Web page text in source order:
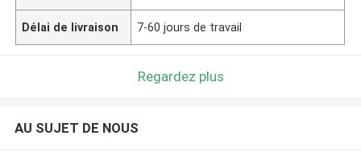
Délai de livraison 7-60 jours de travail
Regardez plus
AU SUJET DE NOUS